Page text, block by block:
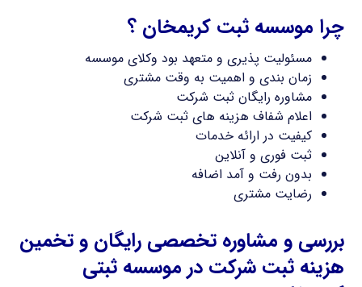
چرا موسسه ثبت کریمخان ؟
مسئولیت پذیری و متعهد بود وکلای موسسه
زمان بندی و اهمیت به وقت مشتری
مشاوره رایگان ثبت شرکت
اعلام شفاف هزینه های ثبت شرکت
کیفیت در ارائه خدمات
ثبت فوری و آنلاین
بدون رفت و آمد اضافه
رضایت مشتری
بررسی و مشاوره تخصصی رایگان و تخمین
هزینه ثبت شرکت در موسسه ثبتی